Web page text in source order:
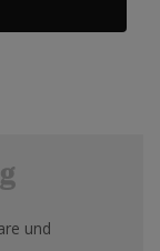
und